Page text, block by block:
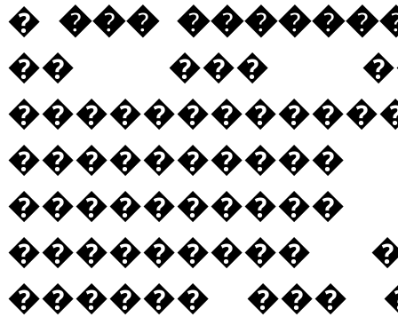
� ���
�� ���
���������
������ ���